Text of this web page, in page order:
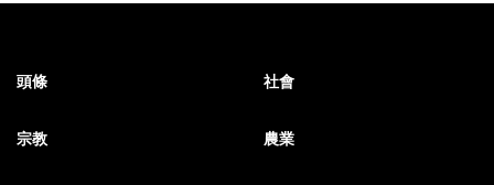
頭條 社會
宗教 農業